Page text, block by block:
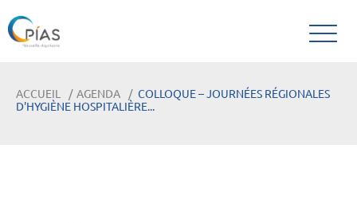
ACCUEIL AGENDA
COLLOQUE – JOURNÉES RÉGIONALES
D'HYGIÈNE HOSPITALIÈRE...